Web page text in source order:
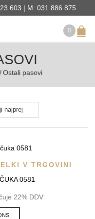
603 | M: 031 886 875
/Ostali pasovi
V TRGOVINI
0581
22% DDV